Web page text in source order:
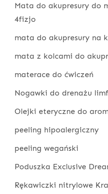
Mata do akupresury do
4fizjo
mata do akupresury na
mata z kolcami do
materace do ćwiczeń
Nogawki do drenażu
Olejki eteryczne do
peeling hipoalergiczny
peeling wegański
Poduszka Exclusive
Rękawiczki nitrylowe